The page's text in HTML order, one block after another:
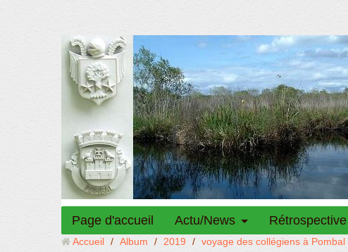
Page d'accueil Actu/News Rétrospective
Accueil / Album / 2019 / voyage des collégiens à Pombal